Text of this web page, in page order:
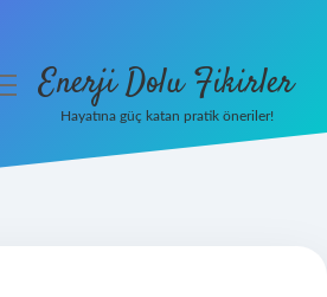
Enerji Dolu Fikirler
Hayatına güç katan pratik öneriler!